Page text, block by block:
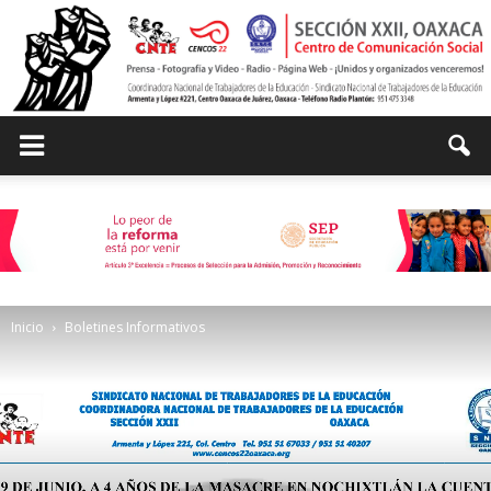
de
Social
Inicio Boletines Informativos